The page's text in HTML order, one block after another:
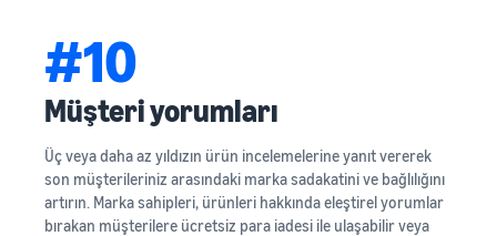
#10
Müşteri yorumları
Üç veya daha az yıldızın ürün incelemelerine yanıt vererek
son müşterileriniz arasındaki marka sadakatini ve bağlılığını
artırın. Marka sahipleri, ürünleri hakkında eleştirel yorumlar
bırakan müşterilere ücretsiz para iadesi ile ulaşabilir veya